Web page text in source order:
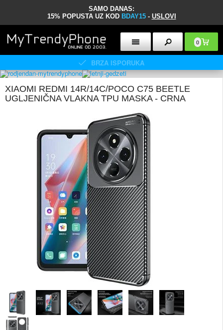
SAMO DANAS:
15% POPUSTA UZ KOD BDAY15 - USLOVI
0
BRZA ISPORUKA
XIAOMI REDMI 14R/14C/POCO C75 BEETLE
UGLJENIČNA VLAKNA TPU MASKA - CRNA